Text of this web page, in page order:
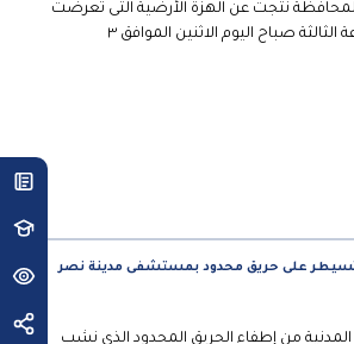
نتجت عن الهزة الأرضية التى تعرضت
لها مصر حوالى الساعة الثالثة صباح اليوم الاثنين الموافق ٣
تسيطر على حريق محدود بمستشفى مدينة نصر
من إطفاء الحريق المحدود الذى نشب